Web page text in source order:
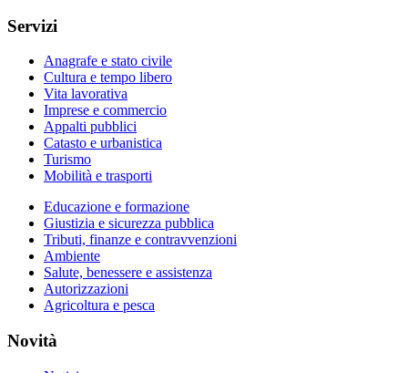
Servizi
Anagrafe e stato civile
Cultura e tempo libero
Vita lavorativa
Imprese e commercio
Appalti pubblici
Catasto e urbanistica
Turismo
Mobilità e trasporti
Educazione e formazione
Giustizia e sicurezza pubblica
Tributi, finanze e contravvenzioni
Ambiente
Salute, benessere e assistenza
Autorizzazioni
Agricoltura e pesca
Novità